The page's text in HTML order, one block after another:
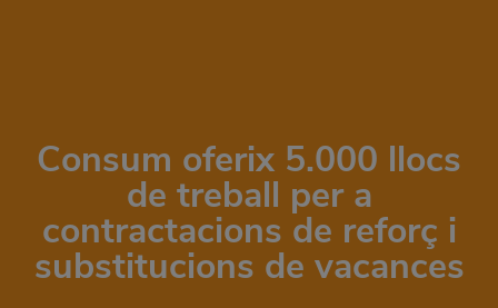
Consum oferix 5.000 llocs
de treball per a
contractacions de reforç i
substitucions de vacances